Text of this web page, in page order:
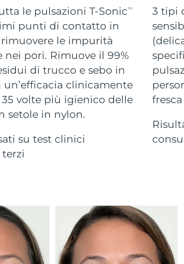
le pulsazioni T-SonicTM
punti di contatto in
le impurità
nei pori. Rimuove il 99%
di trucco e sebo in
un’efficacia clinicamente
volte più igienico delle
setole in nylon.
su test clinici
3 tipi
healthy hair
PAP
Uomini
Consegna stimata14/08/2026
Consegna stimata 10/08/2026
Consegna stimata13/08/2026
Consegna stimata15/08/2026
12/08/2026
Consegna stimata11/08/2026
Consegna stimata 10/08/2026